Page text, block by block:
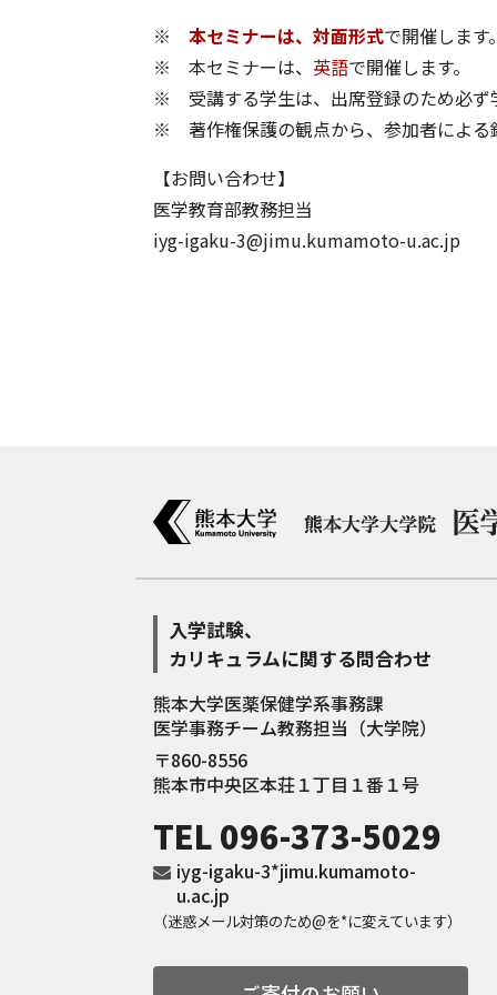
※ 本セミナーは、対面形式で開催します
※ 本セミナーは、 英語で開催します。
※ 受講する学生は、出席登録のため必ず
※ 著作権保護の観点から、参加者による
【お問い合わせ】
医学教育部教務担当
iyg-igaku-3@jimu.kumamoto-u.ac.jp
入学試験、
カリキュラムに関する問合わせ
熊本大学医薬保健学系事務課
医学事務チーム教務担当（大学院）
〒860-8556
熊本市中央区本荘１丁目１番１号
TEL096-373-5029
iyg-igaku-3*jimu.kumamoto-
u.ac.jp
（迷惑メール対策のため@を*に変えています）